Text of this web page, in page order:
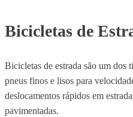
Bicicletas de
Bicicletas de estrada são um dos
pneus finos e lisos para
deslocamentos rápidos em
pavimentadas.